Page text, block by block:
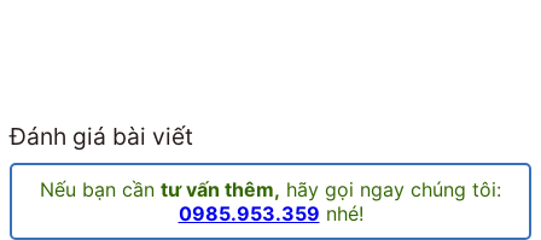
Đánh giá bài viết
Nếu bạn cần tư vấn thêm, hãy gọi ngay chúng tôi:
0985.953.359 nhé!